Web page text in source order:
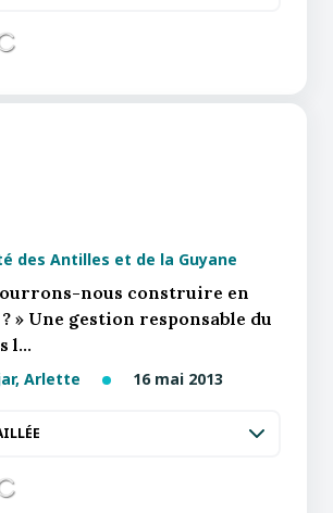
des Antilles et de la Guyane
nous construire en
» Une gestion responsable du
l…
Arlette 16 mai 2013